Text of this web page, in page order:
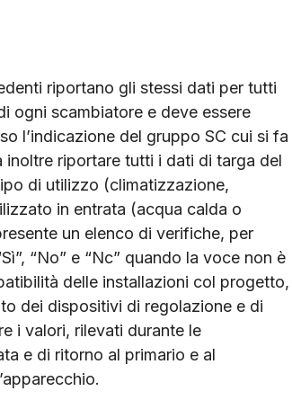
riportano gli stessi dati per tutti
ogni scambiatore e deve essere
l’indicazione del gruppo SC cui si fa
riportare tutti i dati di targa del
di utilizzo (climatizzazione,
in entrata (acqua calda o
un elenco di verifiche, per
“No” e “Nc” quando la voce non è
delle installazioni col progetto,
dei dispositivi di regolazione e di
i valori, rilevati durante le
e di ritorno al primario e al